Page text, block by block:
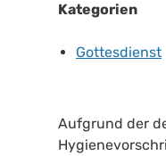
Kategorien
Gottesdienst
Aufgrund der